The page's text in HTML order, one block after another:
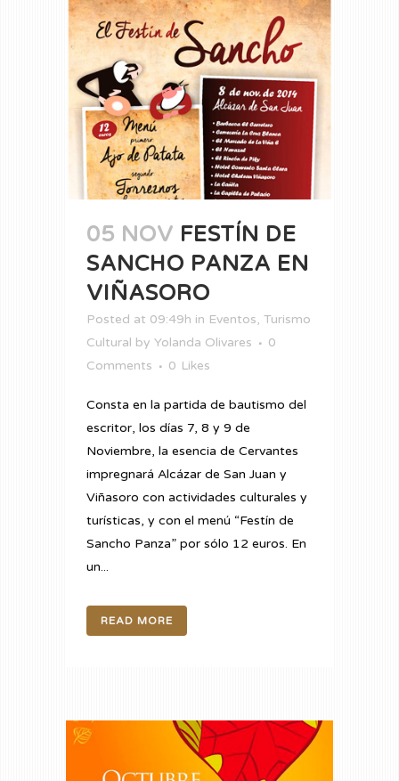
05 NOV FESTÍN DE
SANCHO PANZA EN
VIÑASORO
Posted at 09:49h in Eventos, Turismo
Cultural by Yolanda Olivares
0
Comments
0 Likes
Consta en la partida de bautismo del
escritor, los días 7, 8 y 9 de
Noviembre, la esencia de Cervantes
impregnará Alcázar de San Juan y
Viñasoro con actividades culturales y
turísticas, y con el menú “Festín de
Sancho Panza” por sólo 12 euros. En
un...
READ MORE